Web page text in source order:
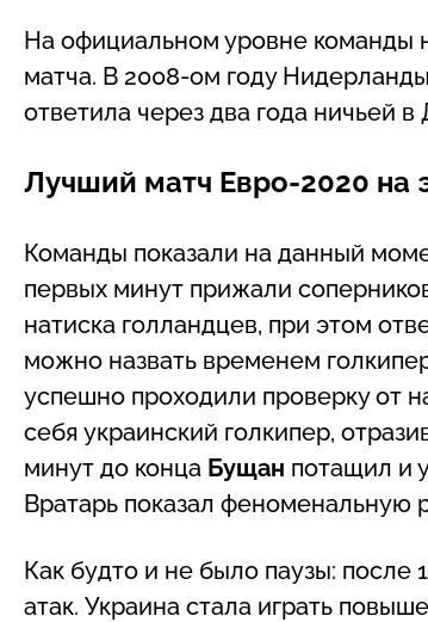
На официальном уровне команды
матча. В 2008-ом году
ответила через два года ничьей в
Лучший матч Евро-2020 на
Команды показали на данный
первых минут прижали
натиска голландцев, при этом
можно назвать временем
успешно проходили проверку от
себя украинский голкипер,
минут до конца Бущан потащил и
Вратарь показал феноменальную
Как будто и не было паузы:
атак. Украина стала играть